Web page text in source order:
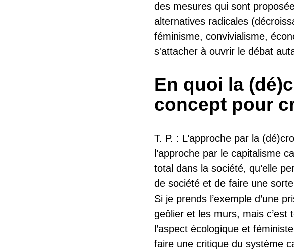
des mesures qui sont
alternatives radicales
féminisme, convivialisme,
s'attacher à ouvrir le débat
En quoi la
concept pour
T. P. : L’approche par la
l’approche par le capitalisme
total dans la société, qu’elle
de société et de faire une
Si je prends l’exemple d’une
geôlier et les murs, mais
l’aspect écologique et
faire une critique du système